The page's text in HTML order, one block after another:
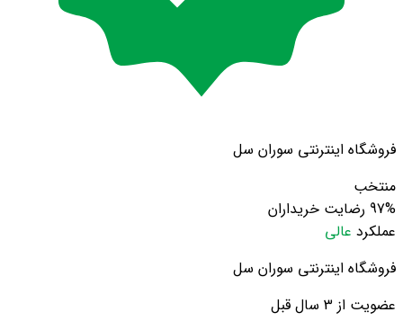
فروشگاه اینترنتی سوران سل
منتخب
97% رضایت خریداران
عملکرد عالی
فروشگاه اینترنتی سوران سل
عضویت از 3 سال قبل